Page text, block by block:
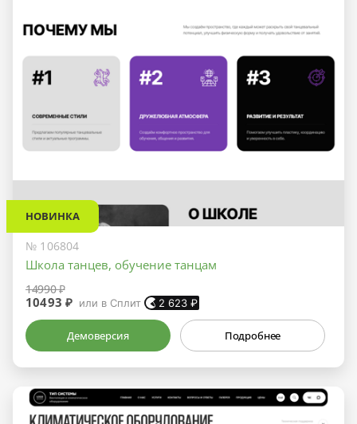
НОВИНКА
№ 106804
Школа танцев, обучение танцам
14990 ₽
10493 ₽ или в Сплит 2 623 ₽
Демоверсия Подробнее